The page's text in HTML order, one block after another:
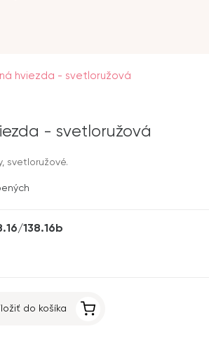
hviezda - svetloružová
- svetloružová
svetloružové.
138.16b
do košíka